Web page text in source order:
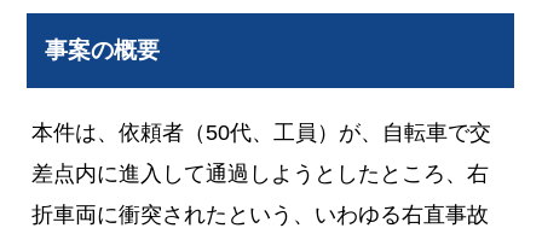
事案の概要
本件は、依頼者（50代、工員）が、自転車で交
差点内に進入して通過しようとしたところ、右
折車両に衝突されたという、いわゆる右直事故